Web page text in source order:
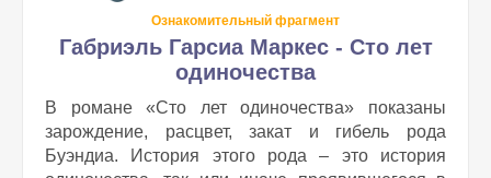
Ознакомительный фрагмент
Габриэль Гарсиа Маркес - Сто лет
одиночества
В романе «Сто лет одиночества» показаны
зарождение, расцвет, закат и гибель рода
Буэндиа. История этого рода – это история